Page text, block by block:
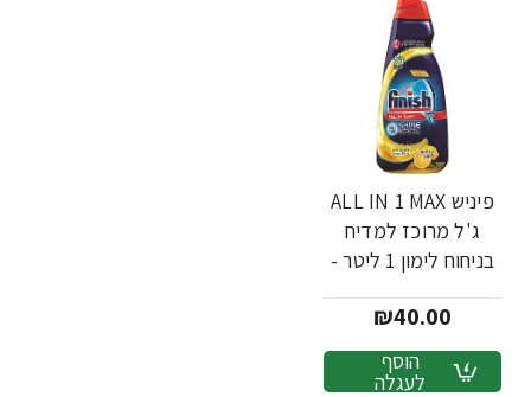
פיניש ALL IN 1 MAX
ג'ל מרוכז למדיח
בניחוח לימון 1 ליטר -
₪40.00
הוסף
לעגלה